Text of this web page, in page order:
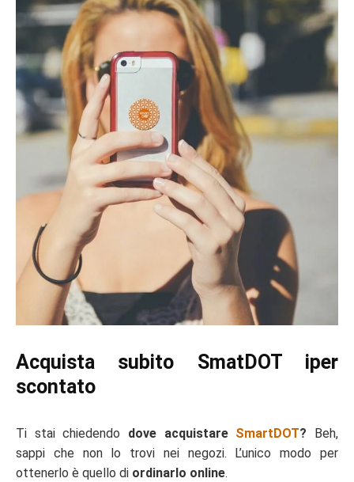
Acquista subito SmatDOT iper
scontato
Ti stai chiedendo dove acquistare SmartDOT? Beh,
sappi che non lo trovi nei negozi. L’unico modo per
ottenerlo è quello di ordinarlo online.